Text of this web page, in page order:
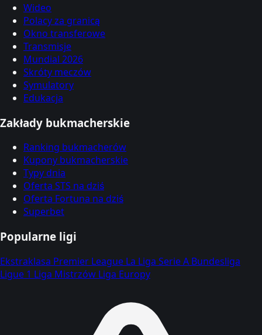
Wideo
Polacy za granicą
Okno transferowe
Transmisje
Mundial 2026
Skróty meczów
Symulatory
Edukacja
Zakłady bukmacherskie
Ranking bukmacherów
Kupony bukmacherskie
Typy dnia
Oferta STS na dziś
Oferta Fortuna na dziś
Superbet
Popularne ligi
Ekstraklasa Premier League La Liga Serie A Bundesliga
Ligue 1 Liga Mistrzów Liga Europy